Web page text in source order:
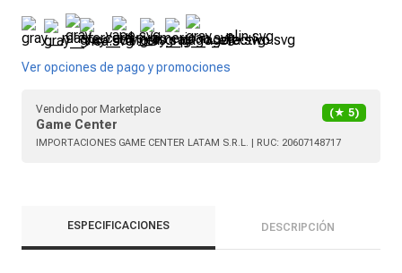
Ver opciones de pago y promociones
Vendido por Marketplace
Game Center
(★ 5)
IMPORTACIONES GAME CENTER LATAM S.R.L. | RUC: 20607148717
ESPECIFICACIONES DESCRIPCIÓN